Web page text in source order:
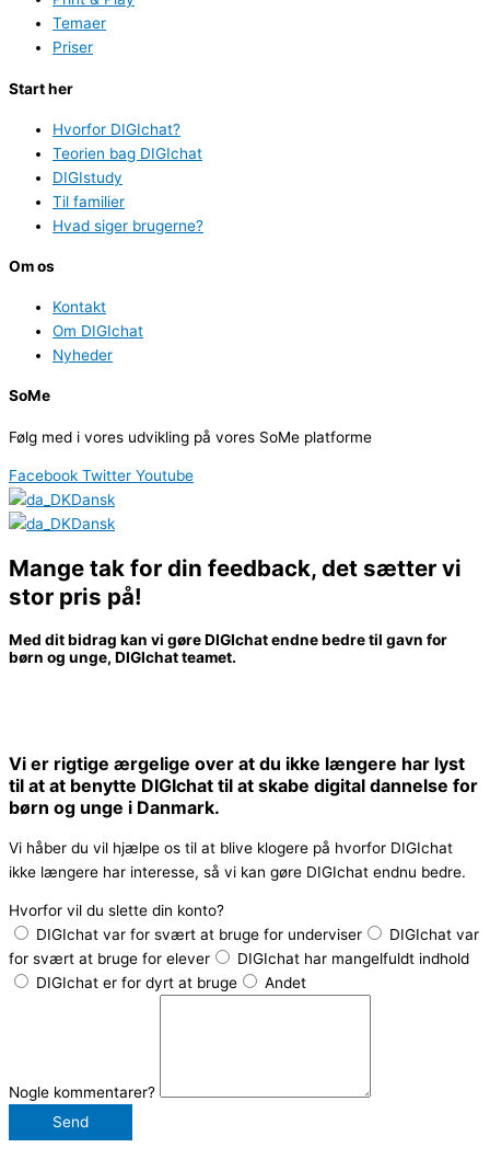
Temaer
Priser
Start her
Hvorfor DIGIchat?
Teorien bag DIGIchat
DIGIstudy
Til familier
Hvad siger brugerne?
Om os
Kontakt
Om DIGIchat
Nyheder
SoMe
Følg med i vores udvikling på vores SoMe platforme
Facebook Twitter Youtube
Dansk
Dansk
Mange tak for din feedback, det sætter vi
stor pris på!
Med dit bidrag kan vi gøre DIGIchat endne bedre til gavn for
børn og unge, DIGIchat teamet.
Vi er rigtige ærgelige over at du ikke længere har lyst
til at at benytte DIGIchat til at skabe digital dannelse for
børn og unge i Danmark.
Vi håber du vil hjælpe os til at blive klogere på hvorfor DIGIchat
ikke længere har interesse, så vi kan gøre DIGIchat endnu bedre.
Hvorfor vil du slette din konto?
DIGIchat var for svært at bruge for underviser
DIGIchat var
for svært at bruge for elever
DIGIchat har mangelfuldt indhold
DIGIchat er for dyrt at bruge
Andet
Nogle kommentarer?
Send